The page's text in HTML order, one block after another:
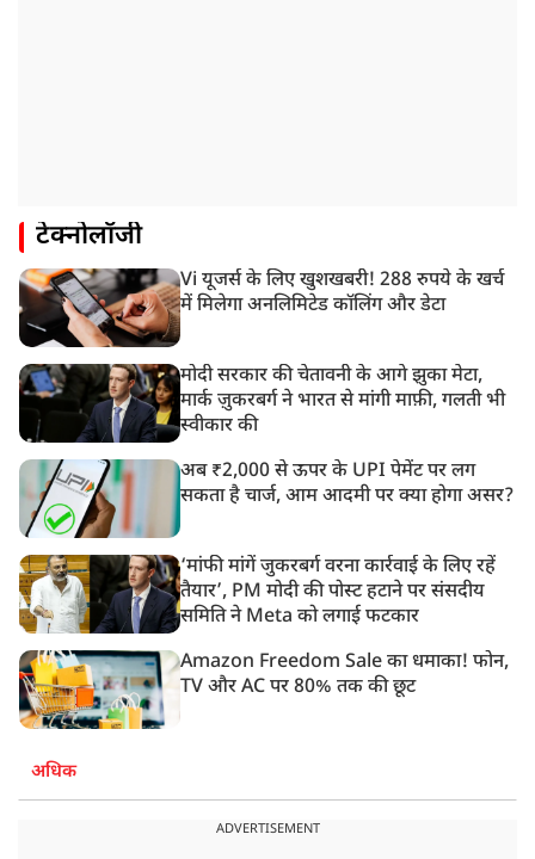
टेक्नोलॉजी
Vi यूजर्स के लिए खुशखबरी! 288 रुपये के खर्च
में मिलेगा अनलिमिटेड कॉलिंग और डेटा
मोदी सरकार की चेतावनी के आगे झुका मेटा,
मार्क ज़ुकरबर्ग ने भारत से मांगी माफ़ी, गलती भी
स्वीकार की
अब ₹2,000 से ऊपर के UPI पेमेंट पर लग
सकता है चार्ज, आम आदमी पर क्या होगा असर?
‘मांफी मांगें जुकरबर्ग वरना कार्रवाई के लिए रहें
तैयार’, PM मोदी की पोस्ट हटाने पर संसदीय
समिति ने Meta को लगाई फटकार
Amazon Freedom Sale का धमाका! फोन,
TV और AC पर 80% तक की छूट
अधिक
ADVERTISEMENT